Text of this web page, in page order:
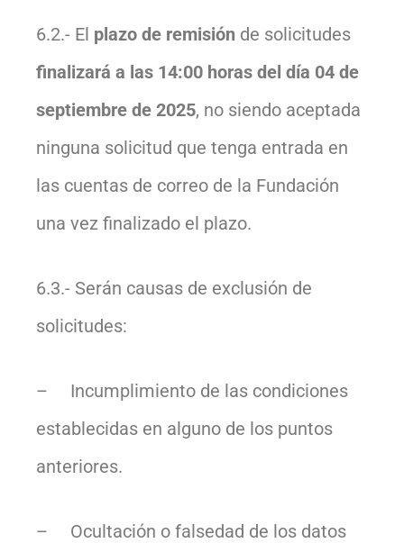
6.2.- El plazo de remisión de solicitudes
finalizará a las 14:00 horas del día 04 de
septiembre de 2025, no siendo aceptada
ninguna solicitud que tenga entrada en
las cuentas de correo de la Fundación
una vez finalizado el plazo.
6.3.- Serán causas de exclusión de
solicitudes:
– Incumplimiento de las condiciones
establecidas en alguno de los puntos
anteriores.
– Ocultación o falsedad de los datos